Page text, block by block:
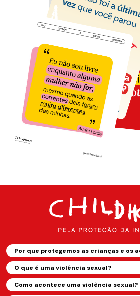
Por que protegemos as crianças e os
O que é uma violência sexual?
Como acontece uma violência sexual?